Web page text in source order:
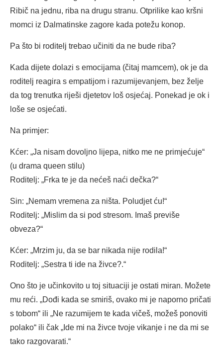
Ribič na jednu, riba na drugu stranu. Otprilike kao kršni
momci iz Dalmatinske zagore kada potežu konop.
Pa što bi roditelj trebao učiniti da ne bude riba?
Kada dijete dolazi s emocijama (čitaj mamcem), ok je da
roditelj reagira s empatijom i razumijevanjem, bez želje
da tog trenutka riješi djetetov loš osjećaj. Ponekad je ok i
loše se osjećati.
Na primjer:
Kćer: „Ja nisam dovoljno lijepa, nitko me ne primjećuje“
(u drama queen stilu)
Roditelj: „Frka te je da nećeš naći dečka?“
Sin: „Nemam vremena za ništa. Poludjet ću!“
Roditelj: „Mislim da si pod stresom. Imaš previše
obveza?“
Kćer: „Mrzim ju, da se bar nikada nije rodila!“
Roditelj: „Sestra ti ide na živce?.“
Ono što je učinkovito u toj situaciji je ostati miran. Možete
mu reći. „Dođi kada se smiriš, ovako mi je naporno pričati
s tobom“ ili „Ne razumijem te kada vičeš, možeš ponoviti
polako“ ili čak „Ide mi na živce tvoje vikanje i ne da mi se
tako razgovarati.“